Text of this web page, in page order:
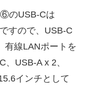
のUSB-Cは
すので、USB-C
有線LANポートを
USB-A x 2、
インチとして